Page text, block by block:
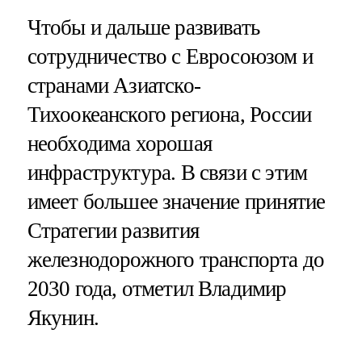
Чтобы и дальше развивать
сотрудничество с Евросоюзом и
странами Азиатско-
Тихоокеанского региона, России
необходима хорошая
инфраструктура. В связи с этим
имеет большее значение принятие
Стратегии развития
железнодорожного транспорта до
2030 года, отметил Владимир
Якунин.